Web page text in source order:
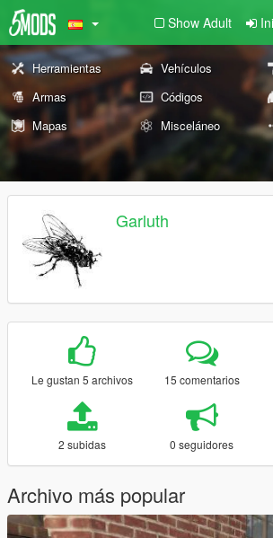
Show Adult
Herramientas Vehículos
Armas
Códigos
Mapas
Misceláneo
Garluth
Le gustan 5 archivos 15 comentarios
2 subidas 0 seguidores
Archivo más popular